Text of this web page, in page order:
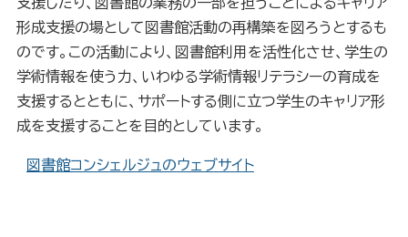
形成支援の場として図書館活動の再構築を図ろうとするも
のです。この活動により、図書館利用を活性化させ、学生の
学術情報を使う力、いわゆる学術情報リテラシーの育成を
支援するとともに、サポートする側に立つ学生のキャリア形
成を支援することを目的としています。
図書館コンシェルジュのウェブサイト